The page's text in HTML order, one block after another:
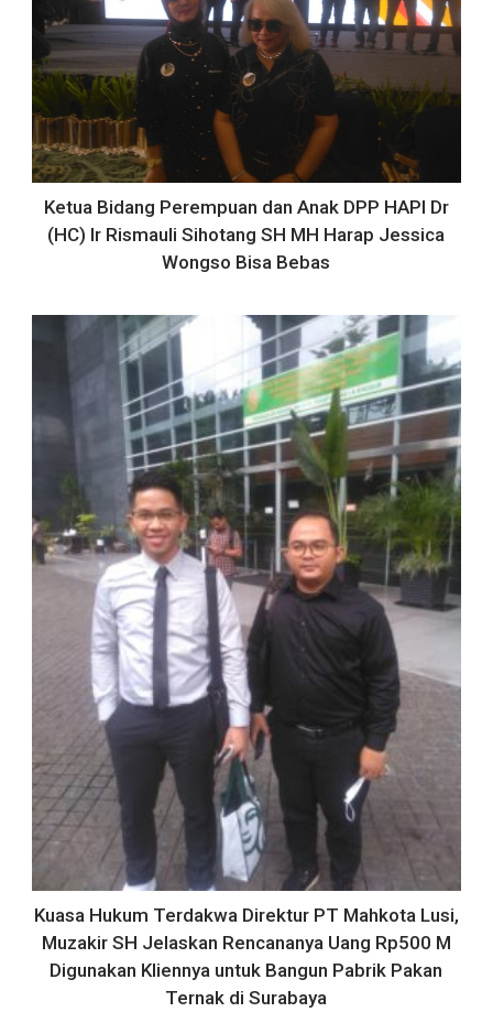
Ketua Bidang Perempuan dan Anak DPP HAPI Dr
(HC) Ir Rismauli Sihotang SH MH Harap Jessica
Wongso Bisa Bebas
Kuasa Hukum Terdakwa Direktur PT Mahkota Lusi,
Muzakir SH Jelaskan Rencananya Uang Rp500 M
Digunakan Kliennya untuk Bangun Pabrik Pakan
Ternak di Surabaya